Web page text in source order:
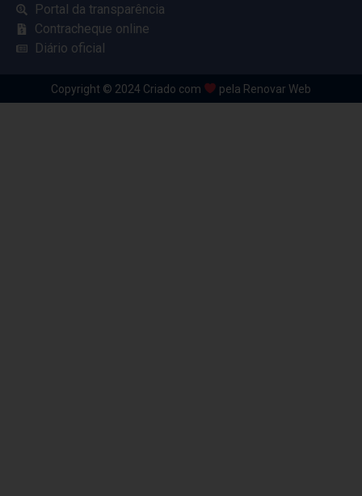
Portal da transparência
Contracheque online
Diário oficial
Copyright © 2024 Criado com pela Renovar Web